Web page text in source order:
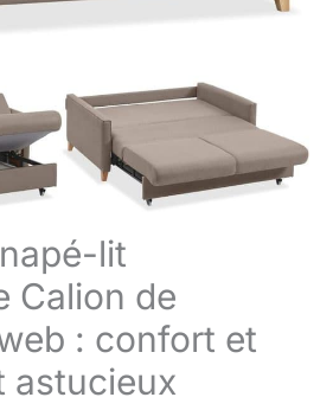
lit
Calion de
: confort et
astucieux